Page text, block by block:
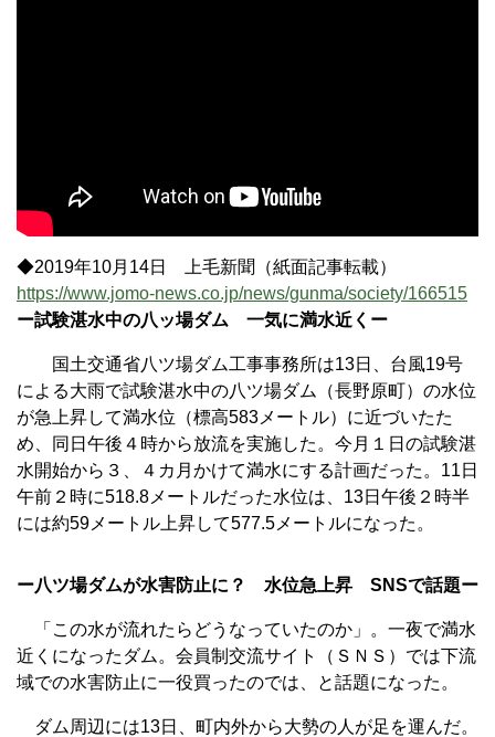
◆2019年10月14日 上毛新聞（紙面記事転載）
https://www.jomo-news.co.jp/news/gunma/society/166515
ー試験湛水中の八ッ場ダム 一気に満水近くー
国土交通省八ツ場ダム工事事務所は13日、台風19号
による大雨で試験湛水中の八ツ場ダム（長野原町）の水位
が急上昇して満水位（標高583メートル）に近づいたた
め、同日午後４時から放流を実施した。今月１日の試験湛
水開始から３、４カ月かけて満水にする計画だった。11日
午前２時に518.8メートルだった水位は、13日午後２時半
には約59メートル上昇して577.5メートルになった。
ー八ツ場ダムが水害防止に？ 水位急上昇 SNSで話題ー
「この水が流れたらどうなっていたのか」。一夜で満水
近くになったダム。会員制交流サイト（ＳＮＳ）では下流
域での水害防止に一役買ったのでは、と話題になった。
ダム周辺には13日、町内外から大勢の人が足を運んだ。